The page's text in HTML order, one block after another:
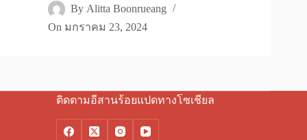
By Alitta Boonrueang
On มกราคม 23, 2024
ติดตามอีสานร้อยแปดทางโซเชียล